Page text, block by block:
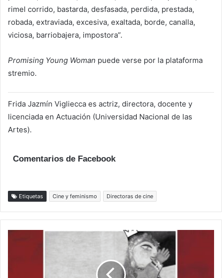
rimel corrido, bastarda, desfasada, perdida, prestada,
robada, extraviada, excesiva, exaltada, borde, canalla,
viciosa, barriobajera, impostora”.
Promising Young Woman puede verse por la plataforma
stremio.
Frida Jazmín Vigliecca es actriz, directora, docente y
licenciada en Actuación (Universidad Nacional de las
Artes).
Comentarios de Facebook
Etiquetas Cine y feminismo Directoras de cine